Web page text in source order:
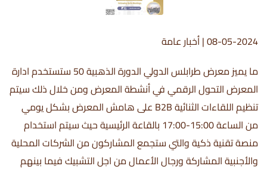
08-05-2024
|أخبار عامة
ما يميز معرض طرابلس الدولي الدورة الذهبية 50 ستستخدم ادارة
المعرض التحول الرقمي في أنشطة المعرض ومن خلال ذلك سيتم
تنظيم اللقاءات الثنائية B2B على هامش المعرض بشكل يومي
من الساعة 15:00-17:00 بالقاعة الرئيسية حيث سيتم استخدام
منصة تقنية ذكية والتي ستجمع المشاركون من الشركات المحلية
والأجنبية المشاركة ورجال الأعمال من اجل التشبيك فيما بينهم